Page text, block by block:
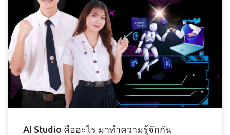
AI Studio คืออะไร มาทำความรู้จักกัน